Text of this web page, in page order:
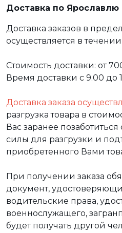
Доставка по Ярославлю
Доставка заказов в
осуществляется в
Стоимость доставки: от
Время доставки с 9.00 до
Доставка заказа
разгрузка товара в
Вас заранее
силы для разгрузки и
приобретенного Вами
При получении заказа
документ,
водительские права,
военнослужащего,
будет получать другой